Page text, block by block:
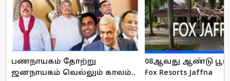
பணநாயகம் தோற்று
ஜனநாயகம் வெல்லும் காலம்..
08ஆவது ஆண்டு
Fox Resorts Jaffna